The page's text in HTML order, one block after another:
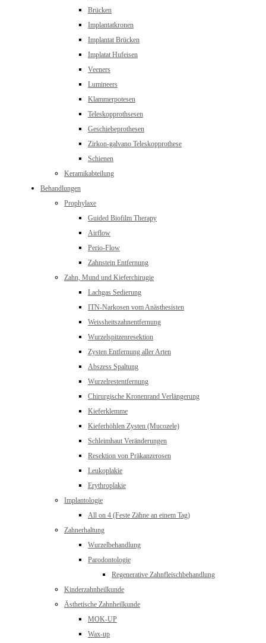
Brücken
Implantatkronen
Implantat Brücken
Implatat Hufeisen
Veeners
Lumineers
Klammerpotesen
Teleskopprothsesen
Geschiebeprothesen
Zirkon-galvano Teleskopprothese
Schienen
Keramikabteilung
Behandlungen
Prophylaxe
Guided Biofilm Therapy
Airflow
Perio-Flow
Zahnstein Entfernung
Zahn, Mund und Kieferchirugie
Lachgas Sedierung
ITN-Narkosen vom Anästhesisten
Weissheitszahnentfernung
Wurzelspitzenresektion
Zysten Entfernung aller Arten
Abszess Spaltung
Wurzelrestentfernung
Chirurgische Kronenrand Verlängerung
Kieferklemme
Kieferhöhlen Zysten (Mucozele)
Schleimhaut Veränderungen
Resektion von Präkanzerosen
Leukoplakie
Erythroplakie
Implantologie
All on 4 (Feste Zähne an einem Tag)
Zahnerhaltung
Wurzelbehandlung
Parodontologie
Regenerative Zahnfleischbehandlung
Kinderzahnheilkunde
Ästhetische Zahnheilkunde
MOK-UP
Wax-up